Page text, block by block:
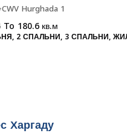
Hurghada 1
To 180.6кв.м
2 СПАЛЬНИ, 3 СПАЛЬНИ,
Харгаду